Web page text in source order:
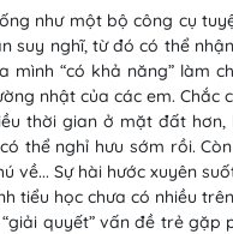
như một bộ công cụ
suy nghĩ, từ đó có thể
“có khả năng” làm
nhật của các em.
thời gian ở mặt đất
thể nghỉ hưu sớm rồi.
Sự hài hước xuyên
tiểu học chưa có nhiều
quyết” vấn đề trẻ